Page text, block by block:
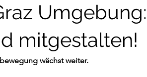
Umgebung:
mitgestalten!
wächst weiter.